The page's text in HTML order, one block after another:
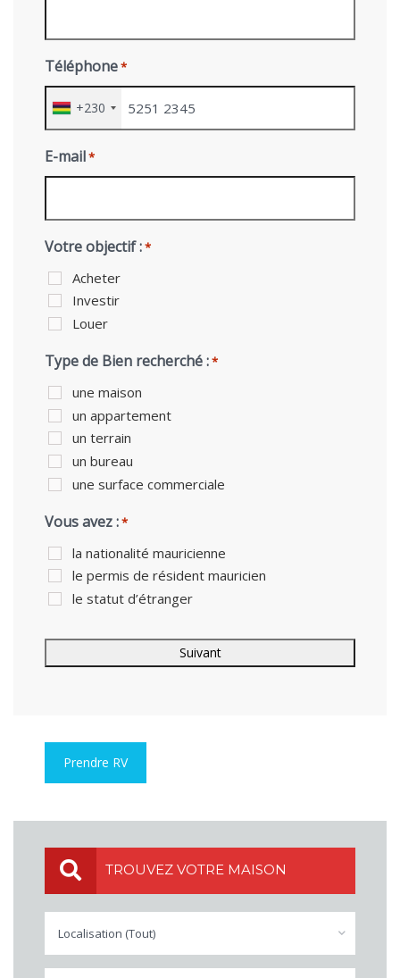
Téléphone*
+230
E-mail*
Votre objectif :*
Acheter
Investir
Louer
Type de Bien recherché :*
une maison
un appartement
un terrain
un bureau
une surface commerciale
Vous avez :*
la nationalité mauricienne
le permis de résident mauricien
le statut d’étranger
Prendre RV
TROUVEZ VOTRE MAISON
Localisation (Tout)